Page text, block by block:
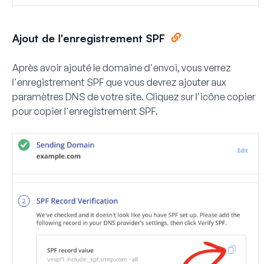
Ajout de l'enregistrement SPF
Après avoir ajouté le domaine d'envoi, vous verrez
l'enregistrement SPF que vous devrez ajouter aux
paramètres DNS de votre site. Cliquez sur l'icônecopier
pour copier l'enregistrement SPF.